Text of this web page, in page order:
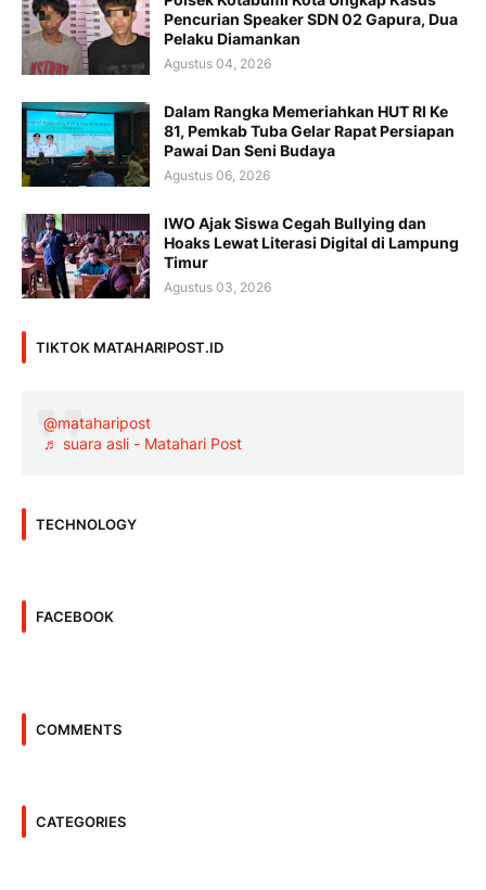
Pencurian Speaker SDN 02 Gapura, Dua
Pelaku Diamankan
Agustus 04, 2026
Dalam Rangka Memeriahkan HUT RI Ke
81, Pemkab Tuba Gelar Rapat Persiapan
Pawai Dan Seni Budaya
Agustus 06, 2026
IWO Ajak Siswa Cegah Bullying dan
Hoaks Lewat Literasi Digital di Lampung
Timur
Agustus 03, 2026
TIKTOK MATAHARIPOST.ID
@mataharipost
♬ suara asli - Matahari Post
TECHNOLOGY
FACEBOOK
COMMENTS
CATEGORIES